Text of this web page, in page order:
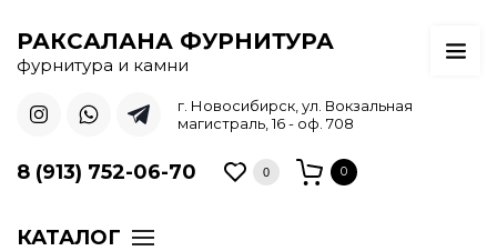
РАКСАЛАНА ФУРНИТУРА
фурнитура и камни
г. Новосибирск, ул. Вокзальная
магистраль, 16 - оф. 708
8 (913) 752-06-70 0 0
КАТАЛОГ